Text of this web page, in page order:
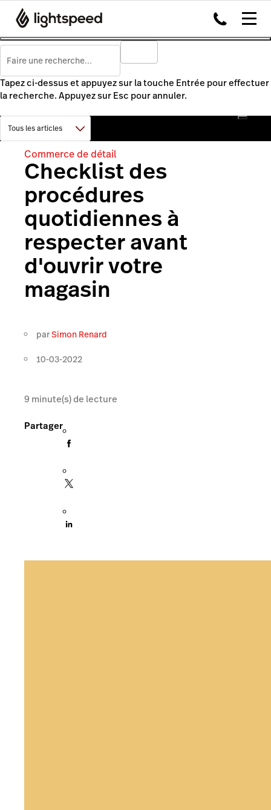
Tapez ci-dessus et appuyez sur la touche Entrée pour effectuer
la recherche. Appuyez sur Esc pour annuler.
Commerce de détail
Checklist des
procédures
quotidiennes à
respecter avant
d'ouvrir votre
magasin
parSimon Renard
10-03-2022
9 minute(s) de lecture
Partager